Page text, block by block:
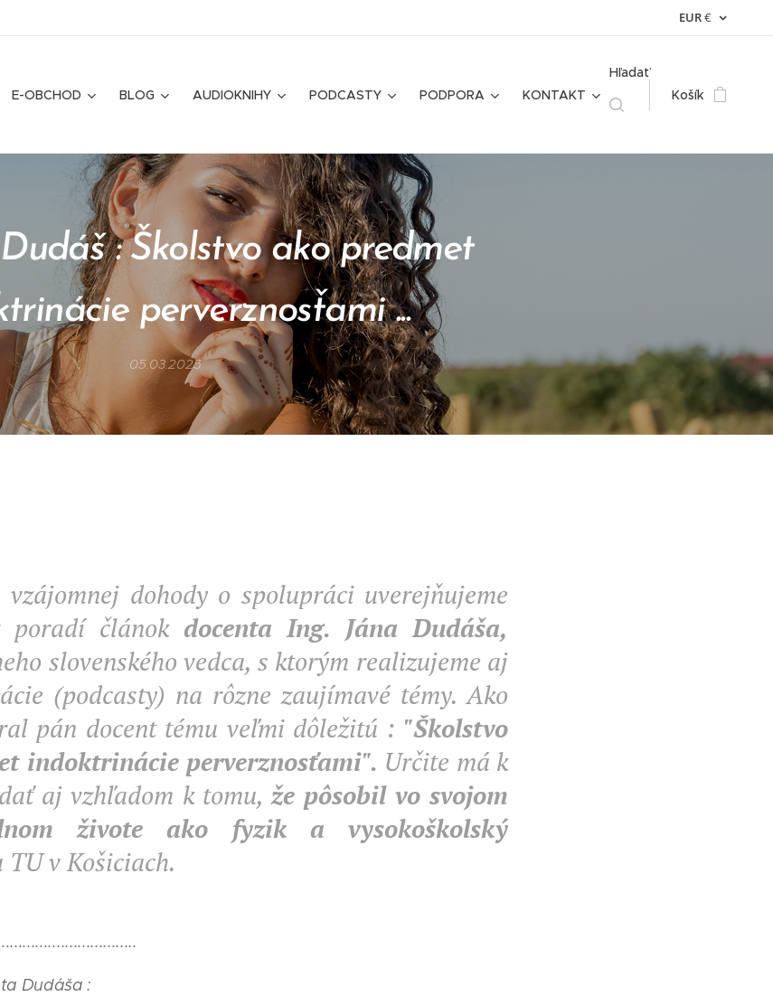
EUR€
E-OBCHOD BLOG AUDIOKNIHY PODCASTY PODPORA KONTAKT
Hľadať
Košík
: Školstvo ako predmet
perverznosťami ...
05.03.2025
dohody o spolupráci uverejňujeme
článokdocenta Ing. Jána Dudáša,
slovenského vedca, s ktorým realizujeme aj
(podcasty) na rôzne zaujímavé témy. Ako
pán docent tému veľmi dôležitú : "Školstvo
indoktrinácie perverznosťami". Určite má k
aj vzhľadom k tomu,že pôsobil vo svojom
živote ako fyzik a vysokoškolský
v Košiciach.
Dudáša :